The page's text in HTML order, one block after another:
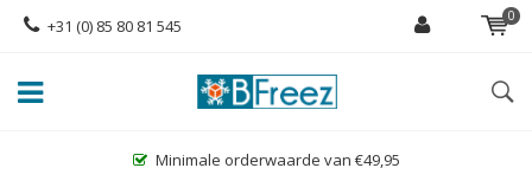
+31 (0) 85 80 81 545 0
Grootste assortiment glutenvrije